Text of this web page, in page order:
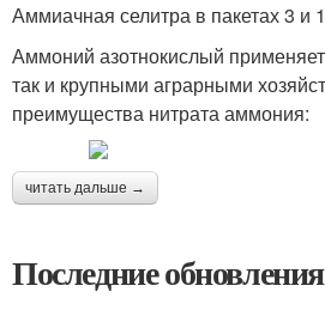
Аммиачная селитра в пакетах 3 и
Аммоний азотнокислый
так и крупными аграрными
преимущества нитрата аммония:
читать дальше →
Последние